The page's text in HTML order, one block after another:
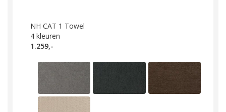
NH CAT 1 Towel
4 kleuren
1.259,-